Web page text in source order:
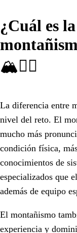
¿Cuál es
🏔🚶‍♂️
La diferencia entre
nivel del reto. El
mucho más
condición física,
conocimientos de
especializados que
además de equipo
El montañismo
experiencia y